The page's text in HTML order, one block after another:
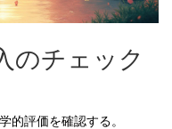
のチェック
的評価を確認する。